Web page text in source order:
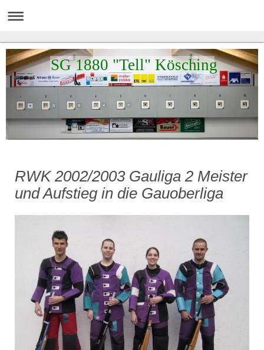
SG 1880 "Tell" Kösching
RWK 2002/2003 Gauliga 2 Meister
und Aufstieg in die Gauoberliga